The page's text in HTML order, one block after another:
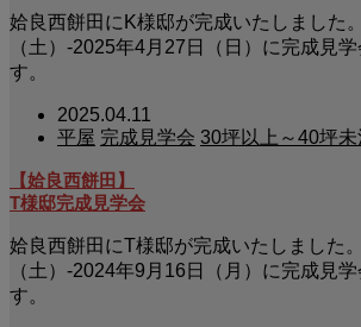
姶良西餅田にK様邸が完成いたしました
（土）-2025年4月27日（日）に完成見
す。
2025.04.11
平屋 完成見学会 30坪以上～40坪未
【姶良西餅田】
T様邸完成見学会
姶良西餅田にT様邸が完成いたしました
（土）-2024年9月16日（月）に完成見
す。